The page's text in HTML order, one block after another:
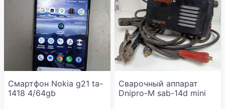
Смартфон Nokia g21 ta-
1418 4/64gb
Сварочный аппарат
Dnipro-M sab-14d mini